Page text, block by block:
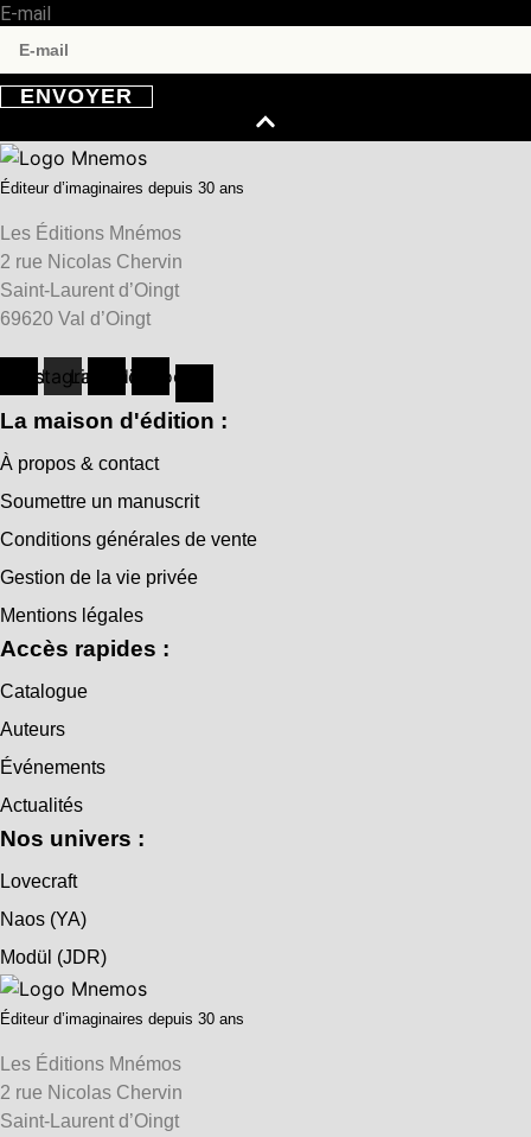
E-mail
ENVOYER
Éditeur d’imaginaires depuis 30 ans
Les Éditions Mnémos
2 rue Nicolas Chervin
Saint-Laurent d’Oingt
69620 Val d’Oingt
InstagramLinkedinFacebook
La maison d'édition :
À propos & contact
Soumettre un manuscrit
Conditions générales de vente
Gestion de la vie privée
Mentions légales
Accès rapides :
Catalogue
Auteurs
Événements
Actualités
Nos univers :
Lovecraft
Naos (YA)
Modül (JDR)
Éditeur d’imaginaires depuis 30 ans
Les Éditions Mnémos
2 rue Nicolas Chervin
Saint-Laurent d’Oingt